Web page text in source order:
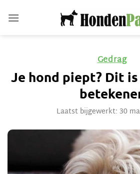
naar
Gedrag
Je hond piept? Dit
Laatst bijgewerkt: 30